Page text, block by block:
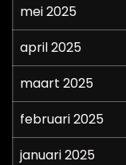
mei 2025
april 2025
maart 2025
februari 2025
januari 2025